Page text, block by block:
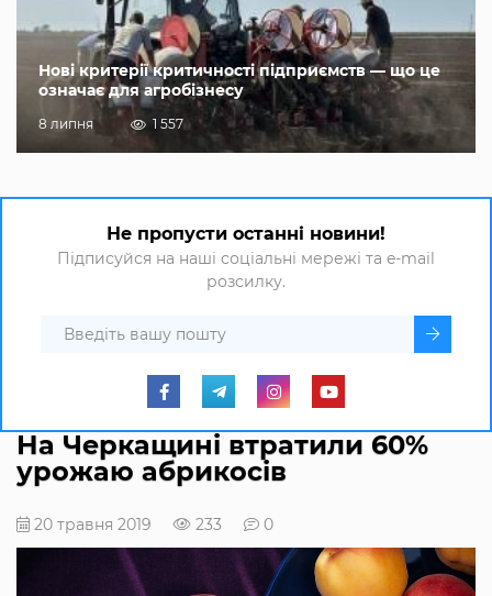
Нові критерії критичності підприємств — що це
означає для агробізнесу
8 липня 1 557
Не пропусти останні новини!
Підписуйся на наші соціальні мережі та e-mail
розсилку.
На Черкащині втратили 60%
урожаю абрикосів
20 травня 2019 233 0